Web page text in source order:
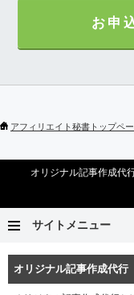
お申
アフィリエイト秘書トップペ
オリジナル記事作成代
サイトメニュー
オリジナル記事作成代行